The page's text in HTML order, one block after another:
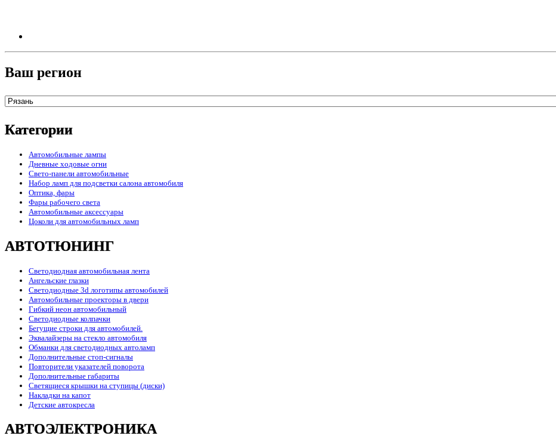
Ваш регион
Категории
Автомобильные лампы
Дневные ходовые огни
Свето-панели автомобильные
Набор ламп для подсветки салона автомобиля
Оптика, фары
Фары рабочего света
Автомобильные аксессуары
Цоколи для автомобильных ламп
АВТОТЮНИНГ
Светодиодная автомобильная лента
Ангельские глазки
Светодиодные 3d логотипы автомобилей
Автомобильные проекторы в двери
Гибкий неон автомобильный
Светодиодные колпачки
Бегущие строки для автомобилей.
Эквалайзеры на стекло автомобиля
Обманки для светодиодных автоламп
Дополнительные стоп-сигналы
Повторители указателей поворота
Дополнительные габариты
Светящиеся крышки на ступицы (диски)
Накладки на капот
Детские автокресла
АВТОЭЛЕКТРОНИКА